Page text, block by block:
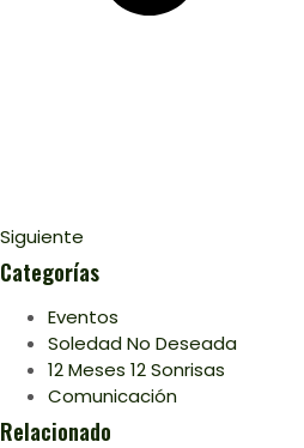
Siguiente
Categorías
Eventos
Soledad No Deseada
12 Meses 12 Sonrisas
Comunicación
Relacionado